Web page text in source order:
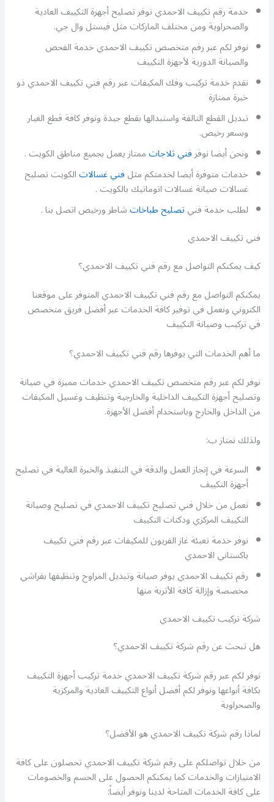
خدمة رقم تكييف الاحمدي توفر تصليح أجهزة التكييف العادية
والصحراوية ومن مختلف الماركات مثل فيستل وال جي.
نوفر لكم عبر رقم متخصص تكييف الاحمدي خدمة الفحص
والصيانة الدورية لأجهزة التكييف
نقدم خدمة تركيب وفك المكيفات عبر رقم فني تكييف الاحمدي ذو
خبرة ممتازة
تبديل القطع التالفة واستبدالها بقطع جيدة ونوفر كافة قطع الغيار
وبسعر رخيص.
ونحن أيضا نوفرفني ثلاجاتممتاز يعمل بجميع مناطق الكويت .
خدمات متوفرة أيضا لخدمتكم مثلفني غسالاتالكويت تصليح
غسالات صيانة غسالات اتوماتيك بالكويت .
لطلب خدمة فنيتصليح طباخاتشاطر ورخيص اتصل بنا .
فني تكييف الاحمدي
كيف يمكنكم التواصل مع رقم فني تكييف الاحمدي؟
يمكنكم التواصل مع رقم فني تكييف الاحمدي المتوفر على موقعنا
الكتروني ونعمل في توفير كافة الخدمات عبر أفضل فريق متخصص
في تركيب وصيانة التكييف
ما أهم الخدمات التي يوفرها رقم فني تكييف الاحمدي؟
نوفر لكم عبر رقم متخصص تكييف الاحمدي خدمات مميزة في صيانة
وتصليح أجهزة التكييف الداخلية والخارجية وتنظيف وغسيل المكيفات
من الداخل والخارج وباستخدام أفضل الأجهزة.
ولذلك نمتاز ب:
السرعة في إنجاز العمل والدقة في التنفيذ والخبرة العالية في تصليح
أجهزة التكييف
نعمل من خلال فني تصليح تكييف الاحمدي في تصليح وصيانة
التكييف المركزي ودكتات التكييف
نوفر خدمة تعبئة غاز الفريون للمكيفات عبر رقم فني تكييف
باكستاني الاحمدي
رقم تكييف الاحمدي يوفر صيانة وتبديل المراوح وتنظيفها بفراشي
مخصصة وإزالة كافة الأتربة منها
شركة تركيب تكييف الاحمدي
هل تبحث عن رقم شركة تكييف الاحمدي؟
نوفر لكم عبر رقم شركة تكييف الاحمدي خدمة تركيب أجهزة التكييف
بكافة أنواعها ونوفر لكم أفضل أنواع التكييف العادية والمركزية
والصحراوية
لماذا رقم شركة تكييف الاحمدي هو الأفضل؟
من خلال تواصلكم على رقم شركة تكييف الاحمدي تحصلون على كافة
الامتيازات والخدمات كما يمكنكم الحصول على الحسم والخصومات
على كافة الخدمات المتاحة لدينا ونوفر أيضاً: